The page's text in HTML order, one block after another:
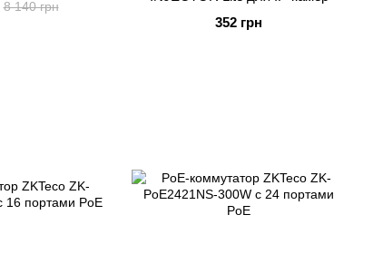
8 140 грн
352 грн